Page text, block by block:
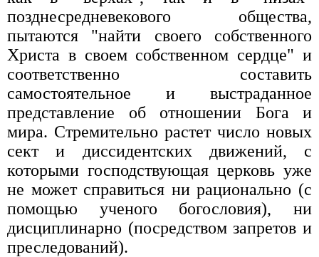
позднесредневекового общества,
пытаются "найти своего собственного
Христа в своем собственном сердце" и
соответственно составить
самостоятельное и выстраданное
представление об отношении Бога и
мира. Стремительно растет число новых
сект и диссидентских движений, с
которыми господствующая церковь уже
не может справиться ни рационально (с
помощью ученого богословия), ни
дисциплинарно (посредством запретов и
преследований).